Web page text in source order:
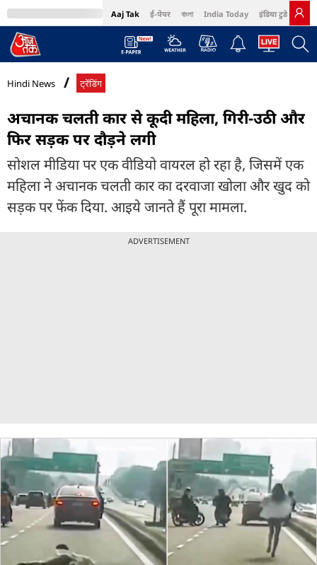
Aaj Tak ई-पेपर বাংলা India Today इंडिया टुडे हिंदी
MumbaiTak Cosmopolitan Harper's Bazaar Northeast
Hindi News ट्रेंडिंग
अचानक चलती कार से कूदी महिला, गिरी-उठी और
फिर सड़क पर दौड़ने लगी
सोशल मीडिया पर एक वीडियो वायरल हो रहा है, जिसमें एक
महिला ने अचानक चलती कार का दरवाजा खोला और खुद को
सड़क पर फेंक दिया. आइये जानते हैं पूरा मामला.
ADVERTISEMENT